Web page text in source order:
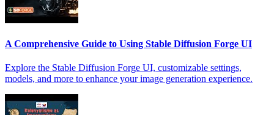
A Comprehensive Guide to Using Stable Diffusion Forge UI
Explore the Stable Diffusion Forge UI, customizable settings,
models, and more to enhance your image generation experience.